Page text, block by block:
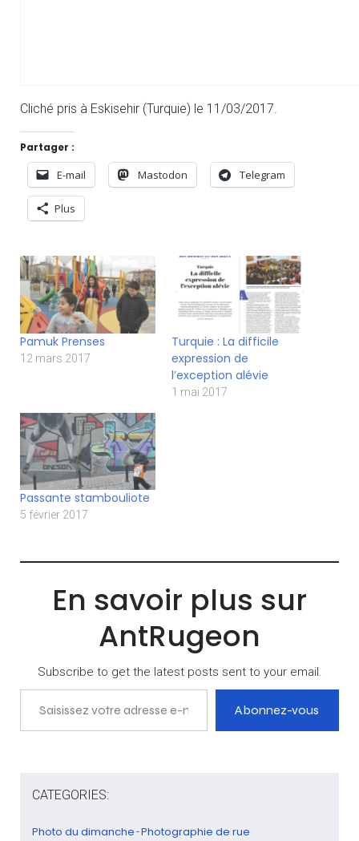
Cliché pris à Eskisehir (Turquie) le 11/03/2017.
Partager :
E-mail Mastodon Telegram
Plus
Pamuk Prenses
12 mars 2017
Turquie : La difficile
expression de
l’exception alévie
1 mai 2017
Passante stambouliote
5 février 2017
En savoir plus sur
AntRugeon
Subscribe to get the latest posts sent to your email.
Saisissez votre adresse e-mail…
Abonnez-vous
CATEGORIES:
Photo du dimanche -Photographie de rue